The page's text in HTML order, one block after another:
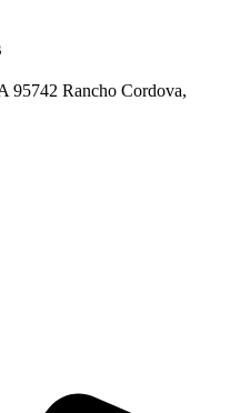
95742 Rancho Cordova,